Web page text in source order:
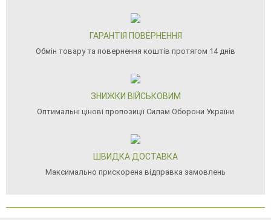
ГАРАНТІЯ ПОВЕРНЕННЯ
Обмін товару та повернення коштів протягом 14 днів
ЗНИЖКИ ВІЙСЬКОВИМ
Оптимальні цінові пропозиції Силам Оборони України
ШВИДКА ДОСТАВКА
Максимально прискорена відправка замовлень